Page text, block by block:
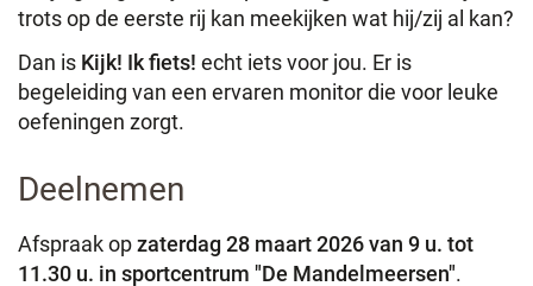
trots op de eerste rij kan meekijken wat hij/zij al kan?
Dan is Kijk! Ik fiets! echt iets voor jou. Er is
begeleiding van een ervaren monitor die voor leuke
oefeningen zorgt.
Deelnemen
Afspraak opzaterdag 28 maart 2026 van 9 u. tot
11.30 u. in sportcentrum "De Mandelmeersen".